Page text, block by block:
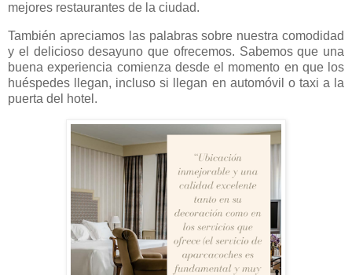
mejores restaurantes de la ciudad.
También apreciamos las palabras sobre nuestra comodidad
y el delicioso desayuno que ofrecemos. Sabemos que una
buena experiencia comienza desde el momento en que los
huéspedes llegan, incluso si llegan en automóvil o taxi a la
puerta del hotel.